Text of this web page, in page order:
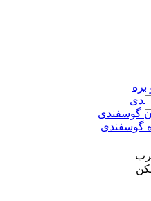
گوسفندی
گوسفندی